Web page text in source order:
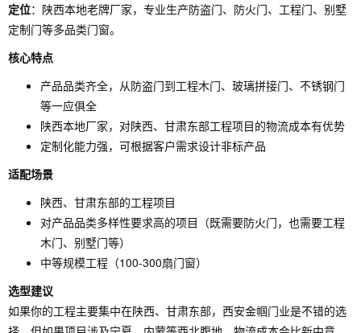
定位：陕西本地老牌厂家，专业生产防盗门、防火门、工程门、别墅
定制门等多品类门窗。
核心特点
产品品类齐全，从防盗门到工程木门、玻璃拼接门、不锈钢门
等一应俱全
陕西本地厂家，对陕西、甘肃东部工程项目的物流成本有优势
定制化能力强，可根据客户需求设计非标产品
适配场景
陕西、甘肃东部的工程项目
对产品品类多样性要求高的项目（既需要防火门，也需要工程
木门、别墅门等）
中等规模工程（100-300扇门窗）
选型建议
如果你的工程主要集中在陕西、甘肃东部，西安金帼门业是不错的选